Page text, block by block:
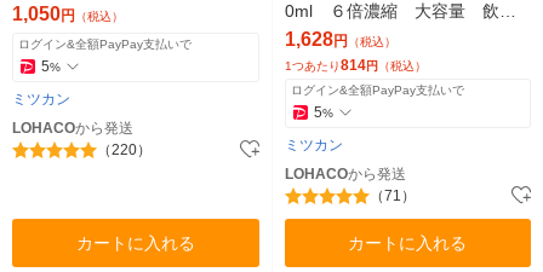
むお酢 1本
1,050円 （税込）
ログイン&全額PayPay支払いで
5%
ミツカン
LOHACOから発送
（220）
カートに入れる
0ml ６倍濃縮 大容量 飲む
お酢 リンゴ酢 2本 ビネガ
ー
1,628円
（税込）
1つあたり814円 （税込）
ログイン&全額PayPay支払いで
5%
ミツカン
LOHACOから発送
（71）
カートに入れる